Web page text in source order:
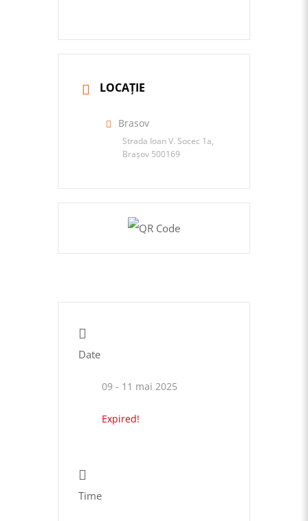
LOCAȚIE
Brasov
Strada Ioan V. Socec 1a,
Brașov 500169
Date
09 - 11 mai 2025
Expired!
Time